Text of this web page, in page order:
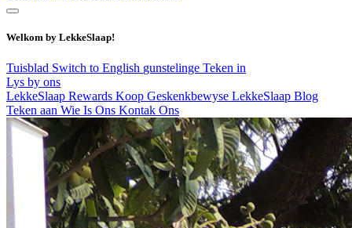
Welkom by LekkeSlaap!
Tuisblad Switch to English gunstelinge Teken in
Lys by ons
LekkeSlaap Rewards Koop Geskenkbewyse LekkeSlaap Blog
Teken aan Wie Is Ons Kontak Ons